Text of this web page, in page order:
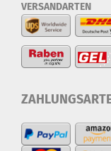
VERSANDARTEN